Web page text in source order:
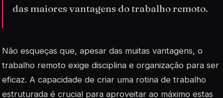
das maiores vantagens do trabalho remoto.
Não esqueças que, apesar das muitas vantagens, o
trabalho remoto exige disciplina e organização para ser
eficaz. A capacidade de criar uma rotina de trabalho
estruturada é crucial para aproveitar ao máximo estas